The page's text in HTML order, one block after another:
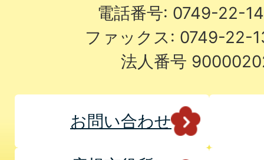
電話番号: 0749-22-
ファックス: 0749-22-
法人番号
お問い合わせ